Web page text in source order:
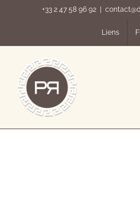
+33 2 47 58 96 92
Liens